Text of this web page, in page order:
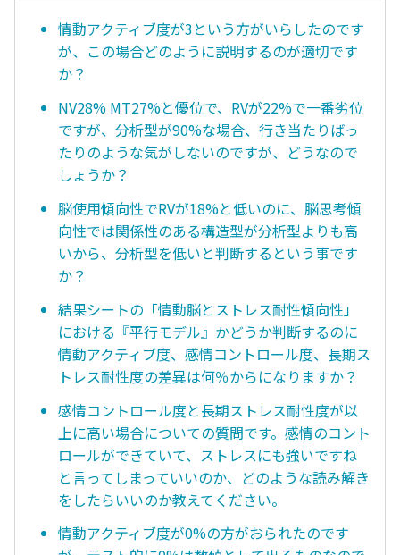
情動アクティブ度が3という方がいらしたのです
が、この場合どのように説明するのが適切です
か？
NV28% MT27%と優位で、RVが22%で一番劣位
ですが、分析型が90%な場合、行き当たりばっ
たりのような気がしないのですが、どうなので
しょうか？
脳使用傾向性でRVが18%と低いのに、脳思考傾
向性では関係性のある構造型が分析型よりも高
いから、分析型を低いと判断するという事です
か？
結果シートの「情動脳とストレス耐性傾向性」
における『平行モデル』かどうか判断するのに
情動アクティブ度、感情コントロール度、長期ス
トレス耐性度の差異は何％からになりますか？
感情コントロール度と長期ストレス耐性度が以
上に高い場合についての質問です。感情のコント
ロールができていて、ストレスにも強いですね
と言ってしまっていいのか、どのような読み解き
をしたらいいのか教えてください。
情動アクティブ度が0%の方がおられたのです